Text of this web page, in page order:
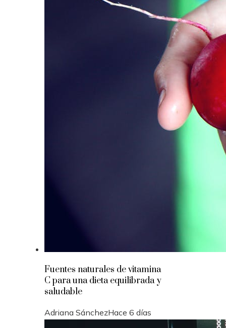
Fuentes naturales de vitamina
C para una dieta equilibrada y
saludable
Adriana SánchezHace 6 días